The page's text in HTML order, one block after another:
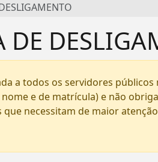
DE
a todos os servidores
e de matrícula) e não
necessitam de maior